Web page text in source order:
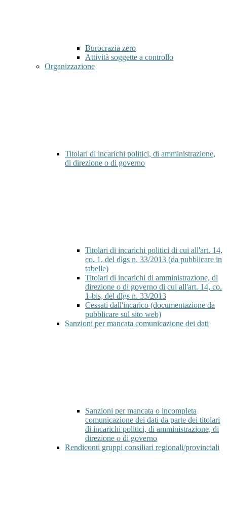
Burocrazia zero
Attività soggette a controllo
Organizzazione
Titolari di incarichi politici, di amministrazione,
di direzione o di governo
Titolari di incarichi politici di cui all'art. 14,
co. 1, del dlgs n. 33/2013 (da pubblicare in
tabelle)
Titolari di incarichi di amministrazione, di
direzione o di governo di cui all'art. 14, co.
1-bis, del dlgs n. 33/2013
Cessati dall'incarico (documentazione da
pubblicare sul sito web)
Sanzioni per mancata comunicazione dei dati
Sanzioni per mancata o incompleta
comunicazione dei dati da parte dei titolari
di incarichi politici, di amministrazione, di
direzione o di governo
Rendiconti gruppi consiliari regionali/provinciali